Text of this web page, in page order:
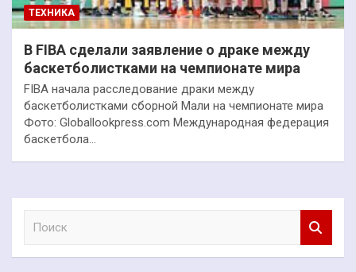
ТЕХНИКА
В FIBA сделали заявление о драке между
баскетболистками на чемпионате мира
FIBA начала расследование драки между
баскетболистками сборной Мали на чемпионате мира
Фото: Globallookpress.com Международная федерация
баскетбола…